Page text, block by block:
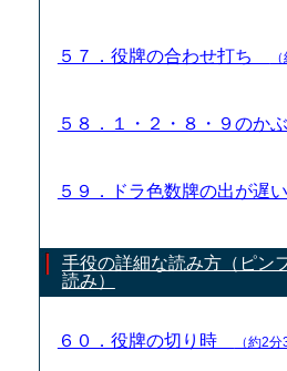
５７．役牌の合わせ打ち
５８．１・２・８・９のか
５９．ドラ色数牌の出が遅
手役の詳細な読み方（ピン
読み）
６０．役牌の切り時 （約2分